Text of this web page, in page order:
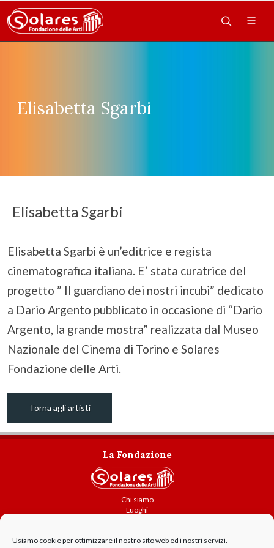
Usiamo cookie per ottimizzare il nostro sito web ed i nostri servizi.
Elisabetta Sgarbi
Elisabetta Sgarbi
Elisabetta Sgarbi è un’editrice e regista
cinematografica italiana. E’ stata curatrice del
progetto ” Il guardiano dei nostri incubi” dedicato
a Dario Argento pubblicato in occasione di “Dario
Argento, la grande mostra” realizzata dal Museo
Nazionale del Cinema di Torino e Solares
Fondazione delle Arti.
Torna agli artisti
La Fondazione
Chi siamo
Luoghi
Contatti